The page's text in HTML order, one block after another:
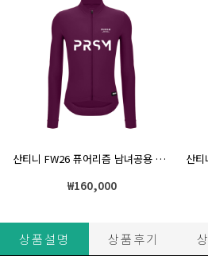
산티니 FW26 퓨어리즘 남녀공용 긴팔 기모져지 슬림핏 버건디
₩160,000
상품설명 상품후기